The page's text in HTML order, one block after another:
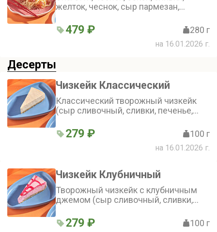
желток, чеснок, сыр пармезан,
479 ₽ 280 г
на 16.01.2026 г.
Десерты
Чизкейк Классический
Классический творожный чизкейк
(сыр сливочный, сливки, печенье,
279 ₽ 100 г
на 16.01.2026 г.
Чизкейк Клубничный
Творожный чизкейк с клубничным
джемом (сыр сливочный, сливки,
яйцо, клубничный соус)
279 ₽ 100 г